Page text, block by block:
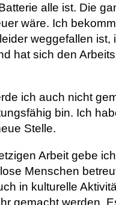
alle ist. Die
wäre. Ich
weggefallen
hat sich den
ich auch nicht
bin. Ich
Stelle.
Arbeit gebe
Menschen
in kulturelle
gemacht werden.